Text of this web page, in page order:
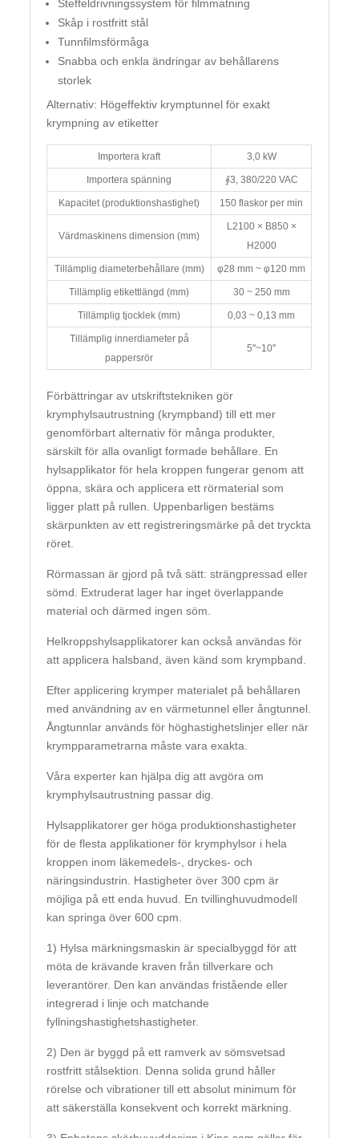
Steffeldrivningssystem för filmmatning
Skåp i rostfritt stål
Tunnfilmsförmåga
Snabba och enkla ändringar av behållarens
storlek
Alternativ: Högeffektiv krymptunnel för exakt
krympning av etiketter
Importera kraft 3,0 kW
Importera spänning ∮3, 380/220 VAC
Kapacitet (produktionshastighet) 150 flaskor per min
Värdmaskinens dimension (mm)
L2100 × B850 ×
H2000
Tillämplig diameterbehållare (mm) φ28 mm ~ φ120 mm
Tillämplig etikettlängd (mm) 30 ~ 250 mm
Tillämplig tjocklek (mm) 0,03 ~ 0,13 mm
Tillämplig innerdiameter på
pappersrör
5''~10''
Förbättringar av utskriftstekniken gör
krymphylsautrustning (krympband) till ett mer
genomförbart alternativ för många produkter,
särskilt för alla ovanligt formade behållare. En
hylsapplikator för hela kroppen fungerar genom att
öppna, skära och applicera ett rörmaterial som
ligger platt på rullen. Uppenbarligen bestäms
skärpunkten av ett registreringsmärke på det tryckta
röret.
Rörmassan är gjord på två sätt: strängpressad eller
sömd. Extruderat lager har inget överlappande
material och därmed ingen söm.
Helkroppshylsapplikatorer kan också användas för
att applicera halsband, även känd som krympband.
Efter applicering krymper materialet på behållaren
med användning av en värmetunnel eller ångtunnel.
Ångtunnlar används för höghastighetslinjer eller när
krympparametrarna måste vara exakta.
Våra experter kan hjälpa dig att avgöra om
krymphylsautrustning passar dig.
Hylsapplikatorer ger höga produktionshastigheter
för de flesta applikationer för krymphylsor i hela
kroppen inom läkemedels-, dryckes- och
näringsindustrin. Hastigheter över 300 cpm är
möjliga på ett enda huvud. En tvillinghuvudmodell
kan springa över 600 cpm.
1) Hylsa märkningsmaskin är specialbyggd för att
möta de krävande kraven från tillverkare och
leverantörer. Den kan användas fristående eller
integrerad i linje och matchande
fyllningshastighetshastigheter.
2) Den är byggd på ett ramverk av sömsvetsad
rostfritt stålsektion. Denna solida grund håller
rörelse och vibrationer till ett absolut minimum för
att säkerställa konsekvent och korrekt märkning.